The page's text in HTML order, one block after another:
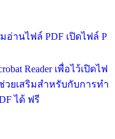
มอ่านไฟล์ PDF เปิดไฟล์ P
Reader เพื่อไว้เปิดไฟ
วยเสริมสำหรับกับการทำ
ได้ ฟรี